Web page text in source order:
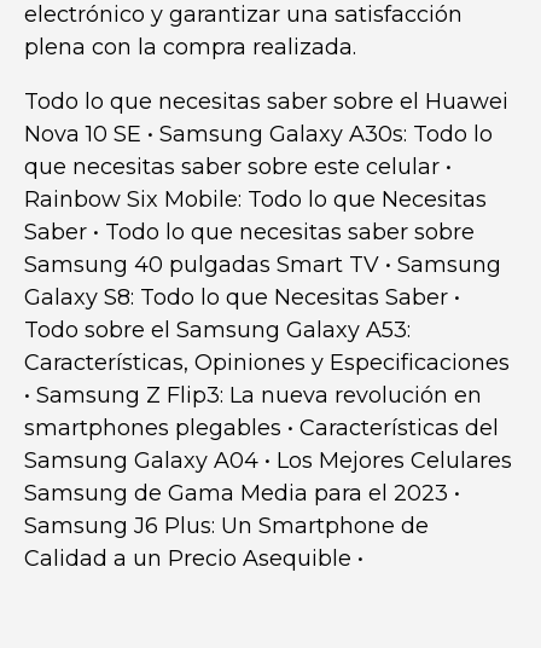
electrónico y garantizar una satisfacción
plena con la compra realizada.
Todo lo que necesitas saber sobre el Huawei
Nova 10 SE • Samsung Galaxy A30s: Todo lo
que necesitas saber sobre este celular •
Rainbow Six Mobile: Todo lo que Necesitas
Saber • Todo lo que necesitas saber sobre
Samsung 40 pulgadas Smart TV • Samsung
Galaxy S8: Todo lo que Necesitas Saber •
Todo sobre el Samsung Galaxy A53:
Características, Opiniones y Especificaciones
• Samsung Z Flip3: La nueva revolución en
smartphones plegables • Características del
Samsung Galaxy A04 • Los Mejores Celulares
Samsung de Gama Media para el 2023 •
Samsung J6 Plus: Un Smartphone de
Calidad a un Precio Asequible •